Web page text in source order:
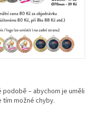
– abychom je uměli
tím možné chyby.